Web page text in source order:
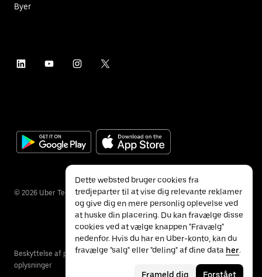
Byer
© 2026 Uber Technologies Inc.
Beskyttelse af personlige
oplysninger
Særlige behovVilkår
Dette websted bruger cookies fra
tredjeparter til at vise dig relevante reklamer
og give dig en mere personlig oplevelse ved
at huske din placering. Du kan fravælge disse
cookies ved at vælge knappen "Fravælg"
nedenfor. Hvis du har en Uber-konto, kan du
fravælge "salg" eller "deling" af dine data her.
Frameld dig Forstået